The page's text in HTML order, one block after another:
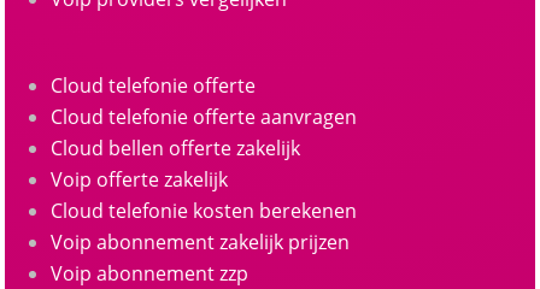
Cloud telefonie offerte
Cloud telefonie offerte aanvragen
Cloud bellen offerte zakelijk
Voip offerte zakelijk
Cloud telefonie kosten berekenen
Voip abonnement zakelijk prijzen
Voip abonnement zzp